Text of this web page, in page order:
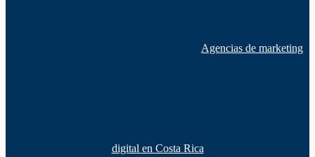
Agencias de marketing
digital en Costa Rica